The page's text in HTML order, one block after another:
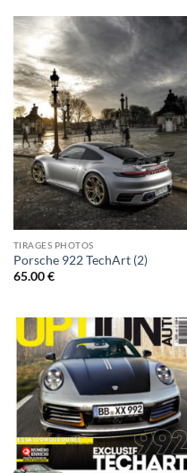
TIRAGES PHOTOS
Porsche 922 TechArt (2)
65.00€